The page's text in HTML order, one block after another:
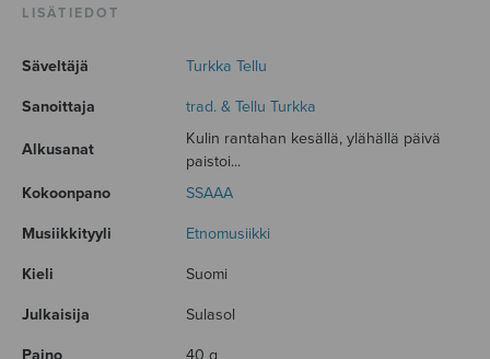
LISÄTIEDOT
Säveltäjä Turkka Tellu
Sanoittaja trad. & Tellu Turkka
Alkusanat
Kulin rantahan kesällä, ylähällä päivä
paistoi...
Kokoonpano
SSAAA
Musiikkityyli Etnomusiikki
Kieli Suomi
Julkaisija Sulasol
Paino 40 g